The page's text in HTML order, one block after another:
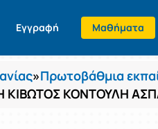
Εγγραφή Μαθήματα
»Πρωτοβάθμια
ΚΙΒΩΤΟΣ ΚΟΝΤΟΥΛΗ